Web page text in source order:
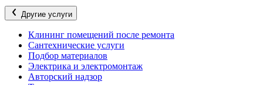
Другие услуги
Клининг помещений после ремонта
Сантехнические услуги
Подбор материалов
Электрика и электромонтаж
Авторский надзор